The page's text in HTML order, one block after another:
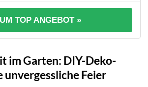
TOP ANGEBOT »
im Garten: DIY-Deko-
unvergessliche Feier